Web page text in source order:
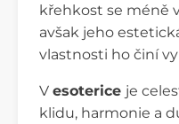
křehkost se méně
avšak jeho
vlastnosti ho činí
V esoterice je
klidu, harmonie a